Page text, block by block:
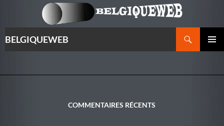
BELGIQUEWEB
CONTENU
COMMENTAIRES RÉCENTS